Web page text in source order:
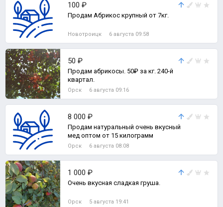
100 ₽
Продам Абрикос крупный от 7кг.
Новотроицк 6 августа 09:58
50 ₽
Продам абрикосы. 50₽ за кг. 240-й
квартал.
Орск 6 августа 09:16
8 000 ₽
Продам натуральный очень вкусный
мед оптом от 15 килограмм
Орск 6 августа 08:08
1 000 ₽
Очень вкусная сладкая груша.
Орск 5 августа 19:41